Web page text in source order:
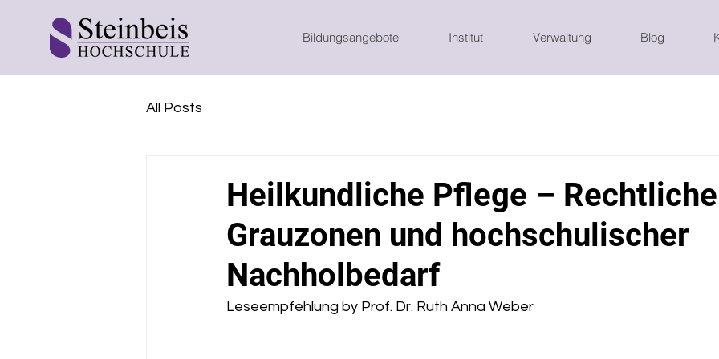
Bildungsangebote Institut Verwaltung Blog
All Posts
Heilkundliche Pflege – Rechtliche
Grauzonen und hochschulischer
Nachholbedarf
Leseempfehlung by Prof. Dr. Ruth Anna Weber